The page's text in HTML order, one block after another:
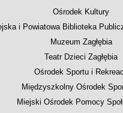
Ośrodek Kultury
i Powiatowa Biblioteka
Muzeum Zagłębia
Teatr Dzieci Zagłębia
Ośrodek Sportu i
Międzyszkolny Ośrodek
Miejski Ośrodek Pomocy